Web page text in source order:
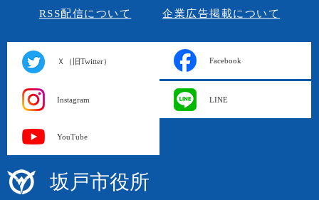
RSS配信について 企業広告掲載について
Ｘ（旧Twitter） Facebook
Instagram LINE
YouTube
坂戸市役所